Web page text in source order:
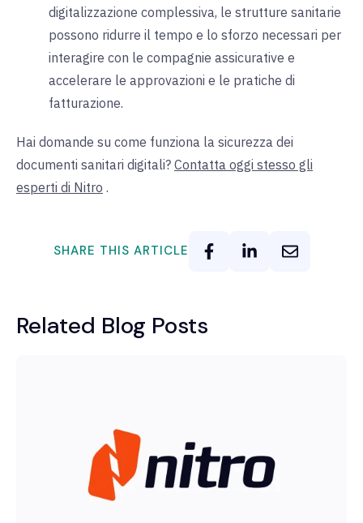
digitalizzazione complessiva, le strutture sanitarie
possono ridurre il tempo e lo sforzo necessari per
interagire con le compagnie assicurative e
accelerare le approvazioni e le pratiche di
fatturazione.
Hai domande su come funziona la sicurezza dei
documenti sanitari digitali? Contatta oggi stesso gli
esperti di Nitro .
SHARE THIS ARTICLE
Related Blog Posts